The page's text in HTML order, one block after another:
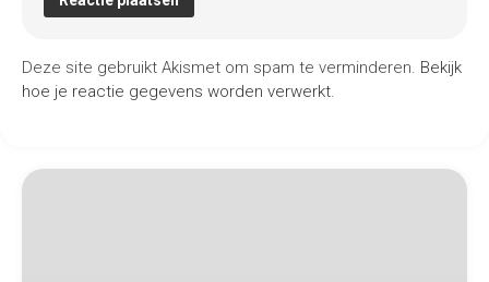
Deze site gebruikt Akismet om spam te verminderen. Bekijk
hoe je reactie gegevens worden verwerkt.